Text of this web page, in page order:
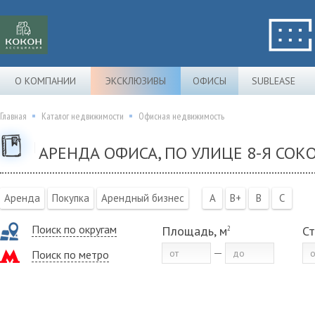
О КОМПАНИИ ЭКСКЛЮЗИВЫ ОФИСЫ SUBLEASE
Главная Каталог недвижимости Офисная недвижимость
АРЕНДА ОФИСА, ПО УЛИЦЕ 8-Я
Аренда Покупка Арендный бизнес A B+ B C
Поиск по округам
Поиск по метро
Площадь, м2